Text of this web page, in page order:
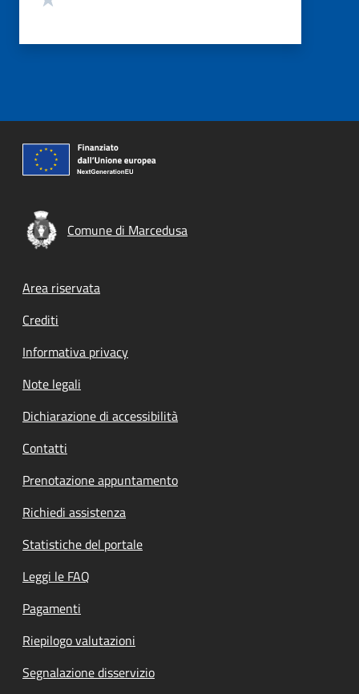
Comune di Marcedusa
Footer menu
Area riservata
Crediti
Informativa privacy
Note legali
Dichiarazione di accessibilità
Contatti
Prenotazione appuntamento
Richiedi assistenza
Statistiche del portale
Leggi le FAQ
Pagamenti
Riepilogo valutazioni
Segnalazione disservizio